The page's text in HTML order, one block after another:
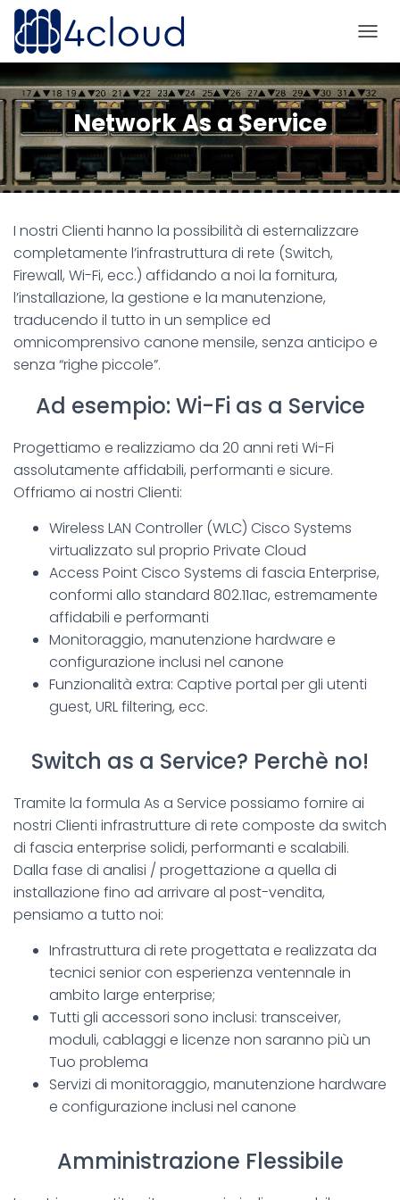
A
V
I
G
A
Z
O
N
Network As a Service
I nostri Clienti hanno la possibilità di esternalizzare
completamente l’infrastruttura di rete (Switch,
Firewall, Wi-Fi, ecc.) affidando a noi la fornitura,
l’installazione, la gestione e la manutenzione,
traducendo il tutto in un semplice ed
omnicomprensivo canone mensile, senza anticipo e
senza “righe piccole”.
Ad esempio: Wi-Fi as a Service
Progettiamo e realizziamo da 20 anni reti Wi-Fi
assolutamente affidabili, performanti e sicure.
Offriamo ai nostri Clienti:
Wireless LAN Controller (WLC) Cisco Systems
virtualizzato sul proprio Private Cloud
Access Point Cisco Systems di fascia Enterprise,
conformi allo standard 802.11ac, estremamente
affidabili e performanti
Monitoraggio, manutenzione hardware e
configurazione inclusi nel canone
Funzionalità extra: Captive portal per gli utenti
guest, URL filtering, ecc.
Switch as a Service? Perchè no!
Tramite la formula As a Service possiamo fornire ai
nostri Clienti infrastrutture di rete composte da switch
di fascia enterprise solidi, performanti e scalabili.
Dalla fase di analisi / progettazione a quella di
installazione fino ad arrivare al post-vendita,
pensiamo a tutto noi:
Infrastruttura di rete progettata e realizzata da
tecnici senior con esperienza ventennale in
ambito large enterprise;
Tutti gli accessori sono inclusi: transceiver,
moduli, cablaggi e licenze non saranno più un
Tuo problema
Servizi di monitoraggio, manutenzione hardware
e configurazione inclusi nel canone
Amministrazione Flessibile